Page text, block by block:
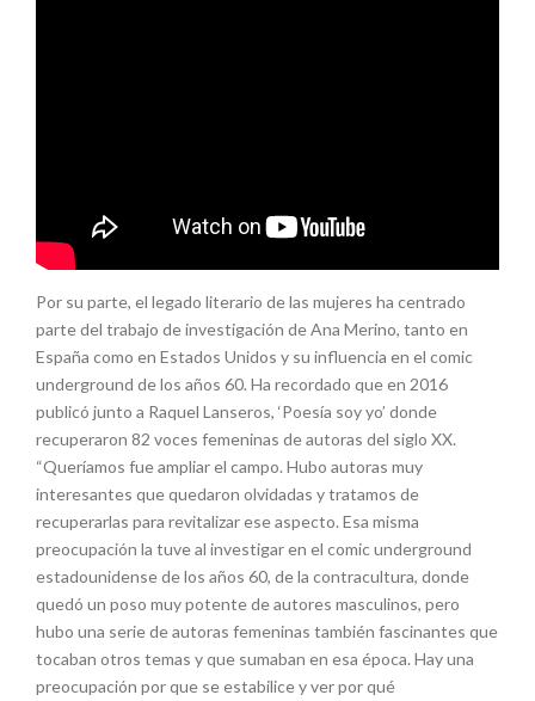
Por su parte, el legado literario de las mujeres ha centrado
parte del trabajo de investigación de Ana Merino, tanto en
España como en Estados Unidos y su influencia en el comic
underground de los años 60. Ha recordado que en 2016
publicó junto a Raquel Lanseros, ‘Poesía soy yo’ donde
recuperaron 82 voces femeninas de autoras del siglo XX.
“Queríamos fue ampliar el campo. Hubo autoras muy
interesantes que quedaron olvidadas y tratamos de
recuperarlas para revitalizar ese aspecto. Esa misma
preocupación la tuve al investigar en el comic underground
estadounidense de los años 60, de la contracultura, donde
quedó un poso muy potente de autores masculinos, pero
hubo una serie de autoras femeninas también fascinantes que
tocaban otros temas y que sumaban en esa época. Hay una
preocupación por que se estabilice y ver por qué